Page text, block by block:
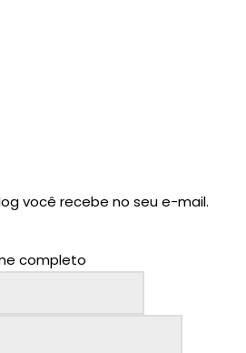
você recebe no seu e-mail.
completo